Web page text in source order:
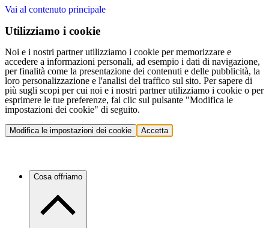
Vai al contenuto principale
Utilizziamo i cookie
Noi e i nostri partner utilizziamo i cookie per memorizzare e
accedere a informazioni personali, ad esempio i dati di navigazione,
per finalità come la presentazione dei contenuti e delle pubblicità, la
loro personalizzazione e l'analisi del traffico sul sito. Per sapere di
più sugli scopi per cui noi e i nostri partner utilizziamo i cookie o per
esprimere le tue preferenze, fai clic sul pulsante "Modifica le
impostazioni dei cookie" di seguito.
Modifica le impostazioni dei cookie Accetta
Cosa offriamo